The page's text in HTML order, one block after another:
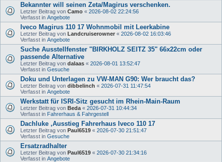
Bekannter will seinen Zeta/Magirus verschenken.
Letzter Beitrag von Camo « 2026-08-02 22:24:56
Verfasst in Angebote
Iveco Magirus 110 17 Wohnmobil mit Leerkabine
Letzter Beitrag von Landcruiserowner « 2026-08-02 16:03:46
Verfasst in Angebote
Suche Ausstellfenster "BIRKHOLZ SEITZ 35" 66x22cm oder
passende Alternative
Letzter Beitrag von dalaas « 2026-08-01 13:52:47
Verfasst in Gesuche
Doku und Unterlagen zu VW-MAN G90: Wer braucht das?
Letzter Beitrag von dibbelinch « 2026-07-31 11:47:54
Verfasst in Angebote
Werkstatt für ISRI-Sitz gesucht im Rhein-Main-Raum
Letzter Beitrag von Beda « 2026-07-31 10:44:34
Verfasst in Fahrerhaus & Fahrgestell
Dachluke ,Ausstieg Fahrerhaus Iveco 110 17
Letzter Beitrag von Paul6519 « 2026-07-30 21:51:47
Verfasst in Gesuche
Ersatzradhalter
Letzter Beitrag von Paul6519 « 2026-07-30 21:34:16
Verfasst in Angebote